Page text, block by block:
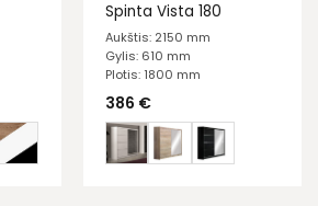
Spinta Vista 180
Aukštis: 2150 mm
Gylis: 610 mm
Plotis: 1800 mm
386 €